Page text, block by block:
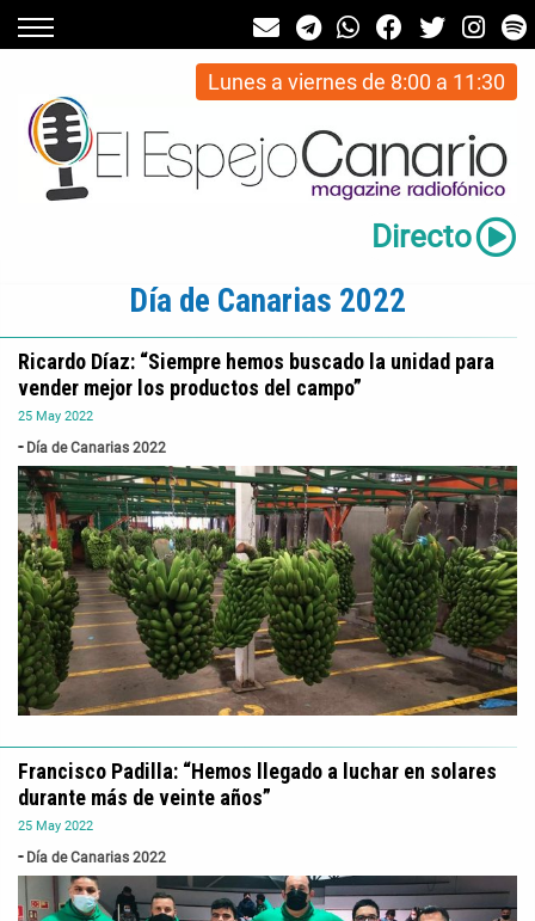
Lunes a viernes de 8:00 a 11:30
Directo
Día de Canarias 2022
25 May 2022
Día de Canarias 2022
Ricardo Díaz: “Siempre hemos buscado la unidad para
vender mejor los productos del campo”
25 May 2022
Día de Canarias 2022
Francisco Padilla: “Hemos llegado a luchar en solares
durante más de veinte años”